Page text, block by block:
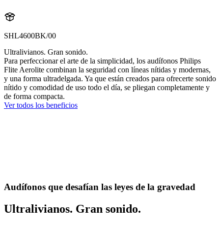
SHL4600BK/00
Ultralivianos. Gran sonido.
Para perfeccionar el arte de la simplicidad, los audífonos Philips
Flite Aerolite combinan la seguridad con líneas nítidas y modernas,
y una forma ultradelgada. Ya que están creados para ofrecerte sonido
nítido y comodidad de uso todo el día, se pliegan completamente y
de forma compacta.
Ver todos los beneficios
Audífonos que desafían las leyes de la gravedad
Ultralivianos. Gran sonido.